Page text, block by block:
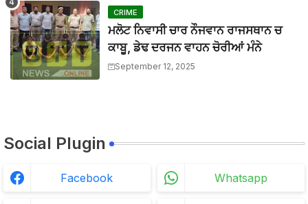
CRIME
ਮਲੋਟ ਨਿਵਾਸੀ ਚਾਰ ਨੌਜਵਾਨ ਰਾਜਸਥਾਨ ਚ
ਕਾਬੂ, ਡੇਢ ਦਰਜਨ ਵਾਹਨ ਚੋਰੀਆਂ ਮੰਨੇ
September 12, 2025
Social Plugin
Facebook Whatsapp